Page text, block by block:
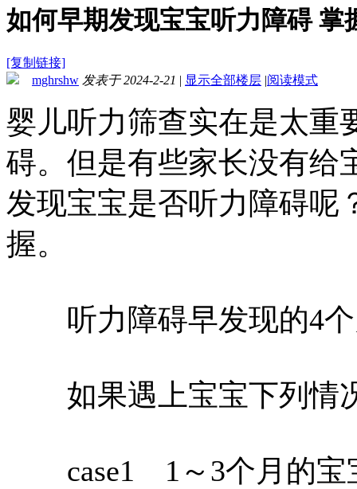
如何早期发现宝宝听力障碍 掌
[复制链接]
mghrshw 发表于 2024-2-21 | 显示全部楼层 |阅读模式
婴儿听力筛查实在是太重
碍。但是有些家长没有给
发现宝宝是否听力障碍呢
握。
听力障碍早发现的4个
如果遇上宝宝下列情
case1 1～3个月的宝